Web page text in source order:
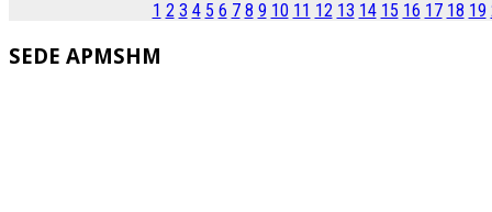
1 2 3 4 5 6 7 8 9 10 11 12 13 14 15 16 17 18 19
SEDE APMSHM